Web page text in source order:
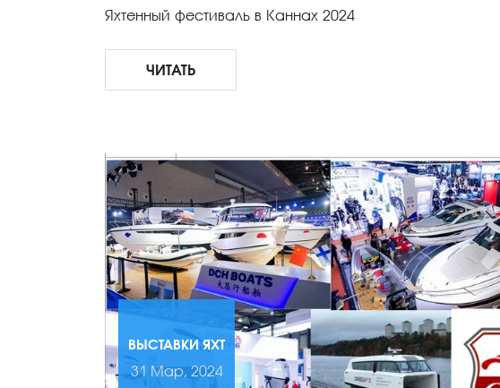
Яхтенный фестиваль в Каннах 2024
ЧИТАТЬ
ВЫСТАВКИ ЯХТ
31 Мар, 2024